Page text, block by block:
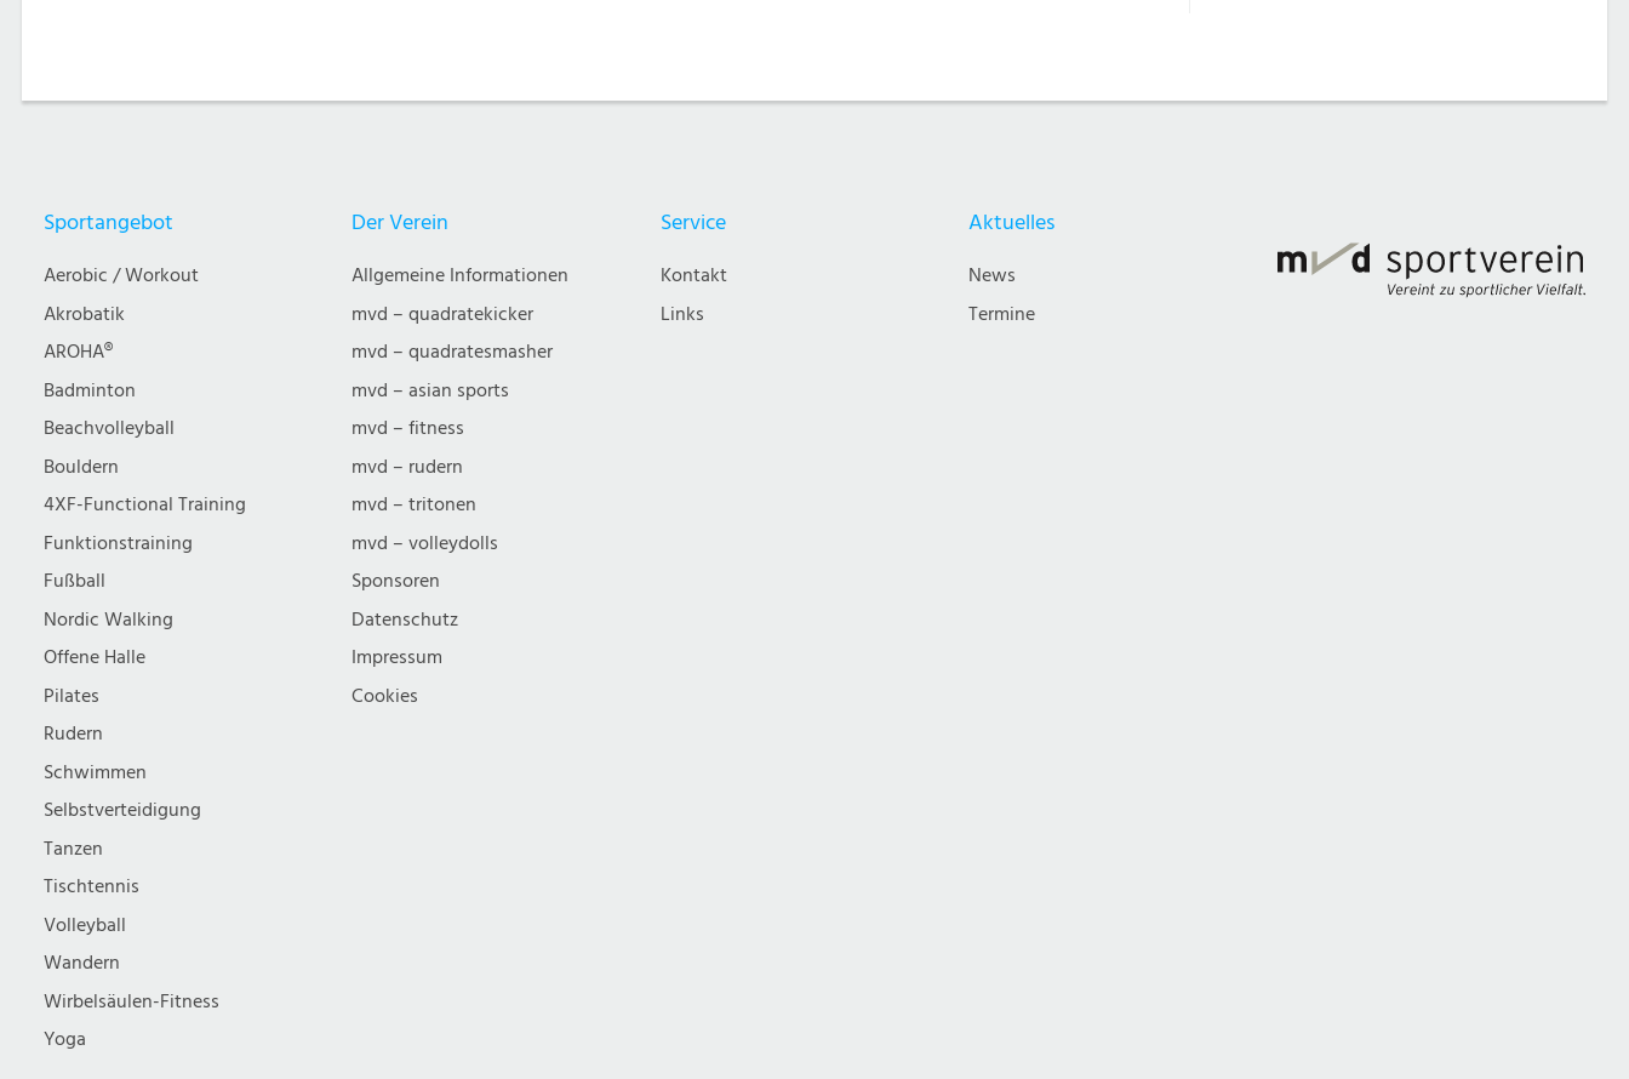
Sportangebot
Aerobic / Workout
Akrobatik
AROHA®
Badminton
Beachvolleyball
Bouldern
4XF-Functional Training
Funktionstraining
Fußball
Nordic Walking
Offene Halle
Pilates
Rudern
Schwimmen
Selbstverteidigung
Tanzen
Tischtennis
Volleyball
Wandern
Wirbelsäulen-Fitness
Yoga
Der Verein
Allgemeine Informationen
mvd – quadratekicker
mvd – quadratesmasher
mvd – asian sports
mvd – fitness
mvd – rudern
mvd – tritonen
mvd – volleydolls
Sponsoren
Datenschutz
Impressum
Cookies
Service
Kontakt
Links
Aktuelles
News
Termine